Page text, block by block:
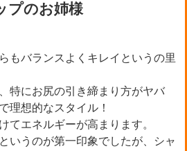
プのお姉様
もバランスよくキレイというの里
特にお尻の引き締まり方がヤバ
理想的なスタイル！
てエネルギーが高まります。
いうのが第一印象でしたが、シャ